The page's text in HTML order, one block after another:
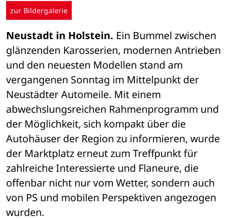
zur Bildergalerie
Neustadt in Holstein. Ein Bummel zwischen
glänzenden Karosserien, modernen Antrieben
und den neuesten Modellen stand am
vergangenen Sonntag im Mittelpunkt der
Neustädter Automeile. Mit einem
abwechslungsreichen Rahmenprogramm und
der Möglichkeit, sich kompakt über die
Autohäuser der Region zu informieren, wurde
der Marktplatz erneut zum Treffpunkt für
zahlreiche Interessierte und Flaneure, die
offenbar nicht nur vom Wetter, sondern auch
von PS und mobilen Perspektiven angezogen
wurden.